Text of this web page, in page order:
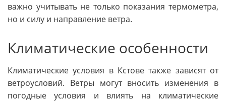
важно учитывать не только показания термометра,
но и силу и направление ветра.
Климатические особенности
Климатические условия в Кстове также зависят от
ветроусловий. Ветры могут вносить изменения в
погодные условия и влиять на климатические